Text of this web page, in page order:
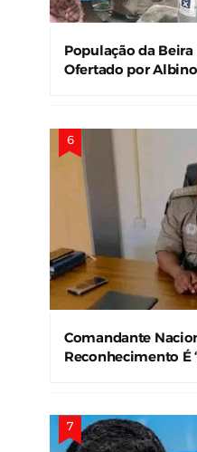
População da Beira
Ofertado por Albino
Comandante
Reconhecimento É